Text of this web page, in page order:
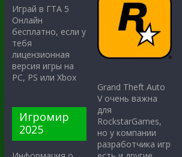
Играй в ГТА 5
Онлайн
бесплатно, если у
тебя
лицензионная
версия игры на
PC, PS или Xbox
Игромир
2025
Grand Theft Auto
V очень важна
для
RockstarGames,
но у компании
разработчика игр